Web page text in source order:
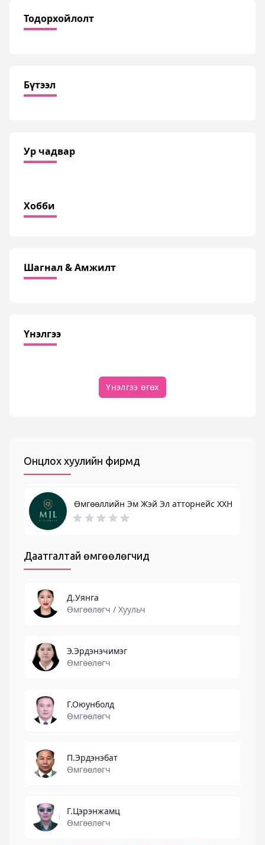
Тодорхойлолт
Бүтээл
Ур чадвар
Хобби
Шагнал & Амжилт
Үнэлгээ
Үнэлгээ өгөх
Онцлох хуулийн фирмүүд
Өмгөөллийн Эм Жэй Эл атторнейс ХХН
Даатгалтай өмгөөлөгчид
Д.Уянга
Өмгөөлөгч / Хуульч
Э.Эрдэнэчимэг
Өмгөөлөгч
Г.Оюунболд
Өмгөөлөгч
П.Эрдэнэбат
Өмгөөлөгч
Г.Цэрэнжамц
Өмгөөлөгч